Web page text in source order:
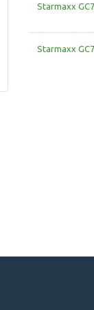
Starmaxx
Starmaxx